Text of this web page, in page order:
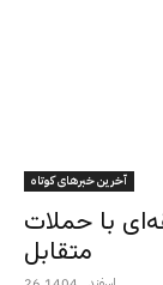
آخرین خبرهای کوتاه
با حملات
متقابل